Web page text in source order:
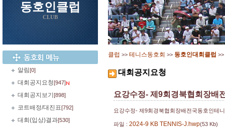
동호인클럽
CLUB
알림[0]
대회공지요청[947]
대회공지보기 [898]
코트배정/대진표[792]
대회(입상)결과[530]
클럽 >> 테니스동호회 >> 동호인대회클럽 >>
대회공지요청
요강수정- 제9회경북협회장배
요강수정- 제9회경북협회장배전국동호인테
파일 : 2024-9 KB TENNIS-J.hwp(53 Kb)